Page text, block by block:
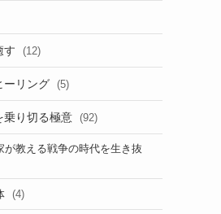
す (12)
ーリング (5)
乗り切る極意 (92)
が教える戦争の時代を生き抜
(4)